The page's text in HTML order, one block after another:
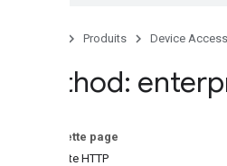
Produits Device Access
Method:
Sur cette page
Requête HTTP